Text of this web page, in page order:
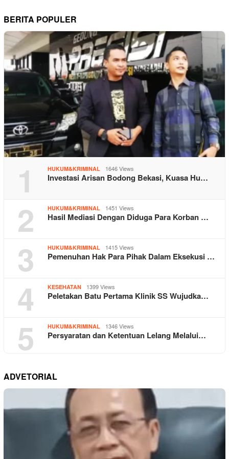
BERITA POPULER
1 HUKUM&KRIMINAL 1646 Views
Investasi Arisan Bodong Bekasi, Kuasa Hu…
2 HUKUM&KRIMINAL 1451 Views
Hasil Mediasi Dengan Diduga Para Korban …
3 HUKUM&KRIMINAL 1415 Views
Pemenuhan Hak Para Pihak Dalam Eksekusi …
4 KESEHATAN 1399 Views
Peletakan Batu Pertama Klinik SS Wujudka…
5 HUKUM&KRIMINAL 1346 Views
Persyaratan dan Ketentuan Lelang Melalui…
ADVETORIAL